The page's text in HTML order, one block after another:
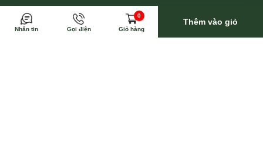
Trong trường hợp này Wina sẽ toàn bộ trả phí vận
chuyển
Nhắn tin Gọi điện
0
Giỏ hàng
Thêm vào giỏ